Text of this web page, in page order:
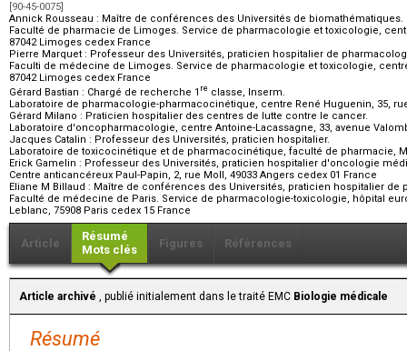
[90-45-0075]
Annick Rousseau : Maître de conférences des Universités de biomathématiques.
Faculté de pharmacie de Limoges. Service de pharmacologie et toxicologie,
87042 Limoges cedex France
Pierre Marquet : Professeur des Universités, praticien hospitalier de
Faculti de médecine de Limoges. Service de pharmacologie et toxicologie,
87042 Limoges cedex France
Gérard Bastian : Chargé de recherche 1 re classe, Inserm.
Laboratoire de pharmacologie-pharmacocinétique, centre René Huguenin, 35,
Gérard Milano : Praticien hospitalier des centres de lutte contre le cancer.
Laboratoire d'oncopharmacologie, centre Antoine-Lacassagne, 33, avenue
Jacques Catalin : Professeur des Universités, praticien hospitalier.
Laboratoire de toxicocinétique et de pharmacocinétique, faculté de pharmacie,
Erick Gamelin : Professeur des Universités, praticien hospitalier d'oncologie
Centre anticancéreux Paul-Papin, 2, rue Moll, 49033 Angers cedex 01 France
Eliane M Billaud : Maître de conférences des Universités, praticien hospitalier de
Faculté de médecine de Paris. Service de pharmacologie-toxicologie, hôpital
Leblanc, 75908 Paris cedex 15 France
Article
Résumé
Mots clés
Figures Références
Article archivé , publié initialement dans le traité EMC Biologie médicale
Résumé